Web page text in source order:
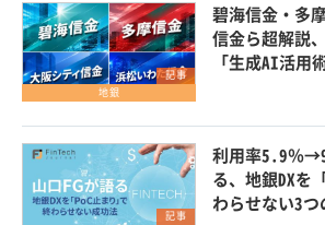
記事
地銀
碧海信金・多
信金ら超解説
「生成AI活用
記事
利用率5.9％
る、地銀DXを
わらせない3